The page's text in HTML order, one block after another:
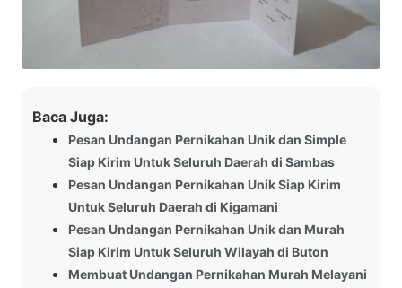
Baca Juga:
Pesan Undangan Pernikahan Unik dan Simple
Siap Kirim Untuk Seluruh Daerah di Sambas
Pesan Undangan Pernikahan Unik Siap Kirim
Untuk Seluruh Daerah di Kigamani
Pesan Undangan Pernikahan Unik dan Murah
Siap Kirim Untuk Seluruh Wilayah di Buton
Membuat Undangan Pernikahan Murah Melayani